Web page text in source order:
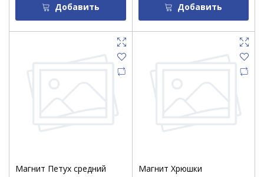
Добавить Добавить
Магнит Петух средний Магнит Хрюшки